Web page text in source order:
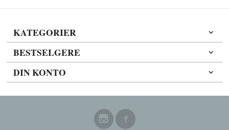
KATEGORIER
BESTSELGERE
DIN KONTO